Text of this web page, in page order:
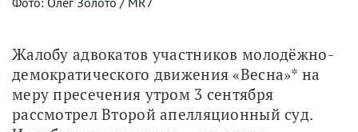
Жалобу адвокатов участников молодёжно-
демократического движения «Весна»* на
меру пресечения утром 3 сентября
рассмотрел Второй апелляционный суд.